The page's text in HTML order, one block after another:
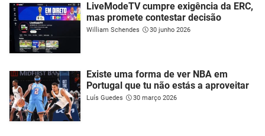
LiveModeTV cumpre exigência da ERC,
mas promete contestar decisão
William Schendes 30 junho 2026
Existe uma forma de ver NBA em
Portugal que tu não estás a aproveitar
Luís Guedes 30 março 2026